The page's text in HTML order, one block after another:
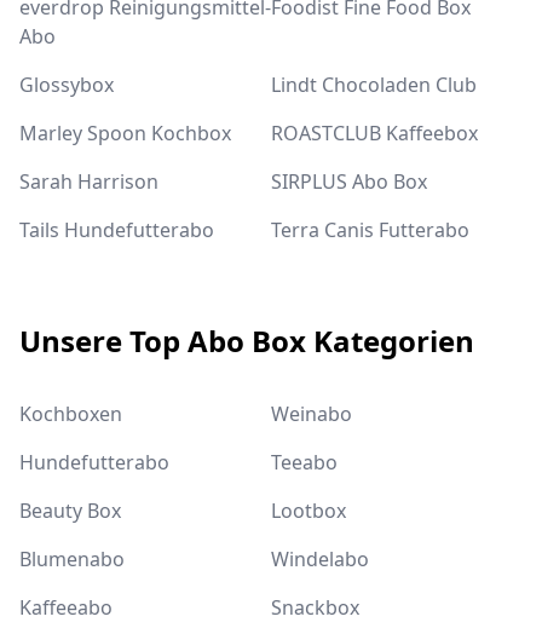
everdrop Reinigungsmittel-
Abo
Foodist Fine Food Box
Glossybox
Lindt Chocoladen Club
Marley Spoon Kochbox
ROASTCLUB Kaffeebox
Sarah Harrison
SIRPLUS Abo Box
Tails Hundefutterabo
Terra Canis Futterabo
Unsere Top Abo Box Kategorien
Kochboxen
Weinabo
Hundefutterabo
Teeabo
Beauty Box
Lootbox
Blumenabo
Windelabo
Kaffeeabo
Snackbox